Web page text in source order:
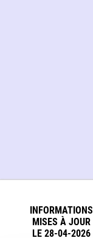
INFORMATIONS
MISES À JOUR
LE 28-04-2026